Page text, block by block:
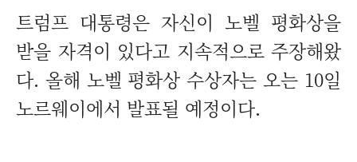
트럼프 대통령은 자신이 노벨 평화상을
받을 자격이 있다고 지속적으로 주장해왔
다. 올해 노벨 평화상 수상자는 오는 10일
노르웨이에서 발표될 예정이다.